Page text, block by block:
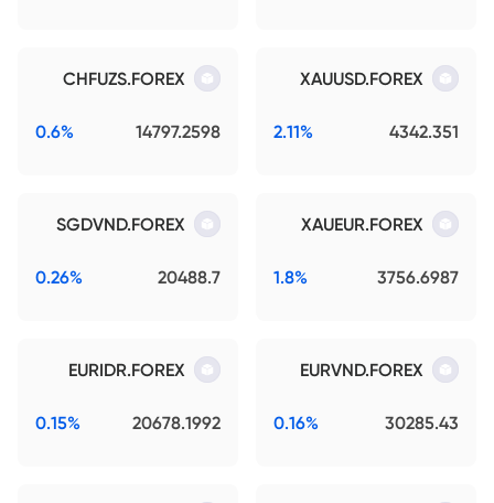
XAUUSD.FOREX
4342.351
2.11%
CHFUZS.FOREX
14797.2598
0.6%
XAUEUR.FOREX
3756.6987
1.8%
SGDVND.FOREX
20488.7
0.26%
EURVND.FOREX
30285.43
0.16%
EURIDR.FOREX
20678.1992
0.15%